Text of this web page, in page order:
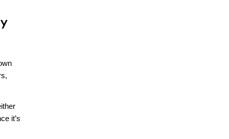
it’s